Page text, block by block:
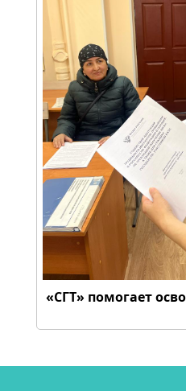
«СГТ» помогает